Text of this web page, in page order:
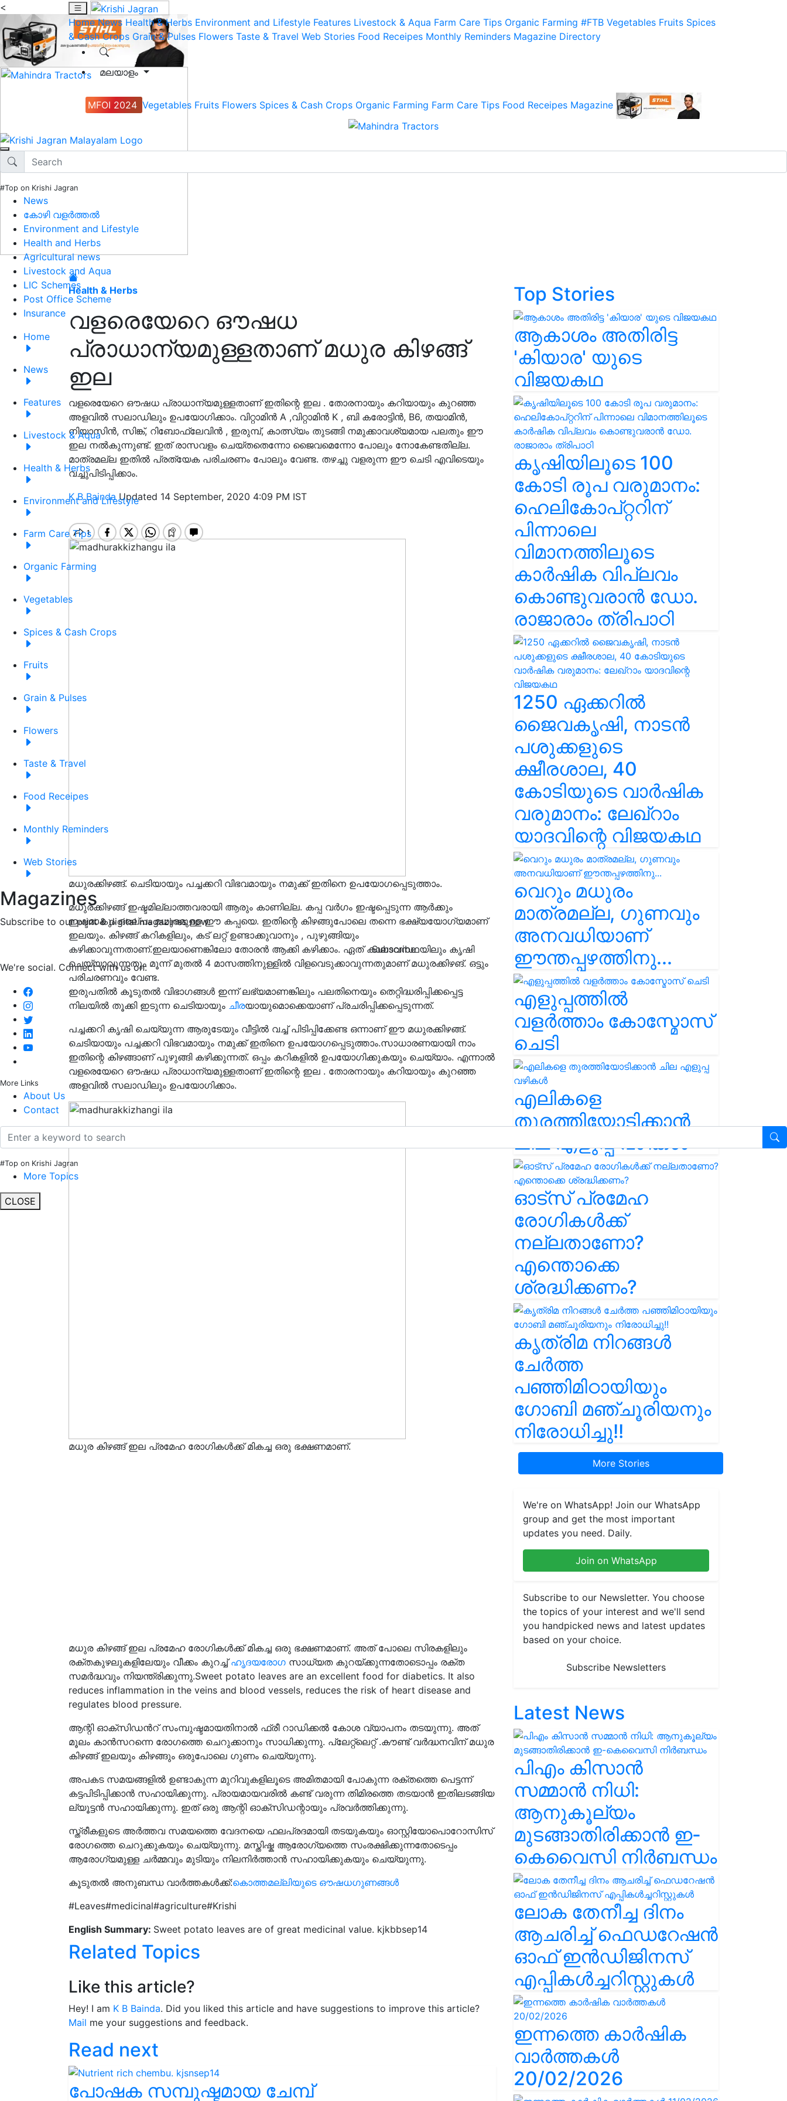
<
Home News Health & Herbs Environment and Lifestyle Features Livestock & Aqua Farm Care Tips Organic Farming #FTB Vegetables Fruits Spices
& Cash Crops Grain & Pulses Flowers Taste & Travel Web Stories Food Receipes Monthly Reminders Magazine Directory
മലയാളം
MFOI 2024 Vegetables Fruits Flowers Spices & Cash Crops Organic Farming Farm Care Tips Food Receipes Magazine
#Top on Krishi Jagran
News
കോഴി വളർത്തൽ
Environment and Lifestyle
Health and Herbs
Agricultural news
Livestock and Aqua
LIC Schemes
Post Office Scheme
Insurance
Home
News
Features
Livestock & Aqua
Health & Herbs
Environment and Lifestyle
Farm Care Tips
Organic Farming
Vegetables
Spices & Cash Crops
Fruits
Grain & Pulses
Flowers
Taste & Travel
Food Receipes
Monthly Reminders
Web Stories
Magazines
Subscribe to our print & digital magazines now.
Subscribe
We're social. Connect with us on:
More Links
About Us
Contact
#Top on Krishi Jagran
More Topics
CLOSE
Health & Herbs
വളരെയേറെ ഔഷധ
പ്രാധാന്യമുള്ളതാണ് മധുര കിഴങ്ങ്
ഇല
വളരെയേറെ ഔഷധ പ്രാധാന്യമുള്ളതാണ് ഇതിന്റെ ഇല . തോരനായും കറിയായും കുറഞ്ഞ
അളവിൽ സലാഡിലും ഉപയോഗിക്കാം. വിറ്റാമിൻ A ,വിറ്റാമിൻ K , ബി കരോട്ടിൻ, B6, തയാമിൻ,
നിയാസിൻ, സിങ്ക്, റിബോഫ്ലേവിൻ , ഇരുമ്പ്, കാത്സ്യം തുടങ്ങി നമുക്കാവശ്യമായ പലതും ഈ
ഇല നൽകുന്നുണ്ട്. ഇത് രാസവളം ചെയ്തതെന്നോ ജൈവമെന്നോ പോലും നോകേണ്ടതില്ല.
മാത്രമല്ല ഇതിൽ പ്രത്യേക പരിചരണം പോലും വേണ്ട. തഴച്ചു വളരുന്ന ഈ ചെടി എവിടെയും
വച്ചുപിടിപ്പിക്കാം.
K B BaindaUpdated 14 September, 2020 4:09 PM IST
മധുരക്കിഴങ്ങ്. ചെടിയായും പച്ചക്കറി വിഭവമായും നമുക്ക് ഇതിനെ ഉപയോഗപ്പെടുത്താം.
മധുരക്കിഴങ്ങ് ഇഷ്ടമില്ലാത്തവരായി ആരും കാണില്ല. കപ്പ വർഗം ഇഷ്ടപ്പെടുന്ന ആർക്കും
ഇഷ്ടമാകും ഒരല്പം മധുരമുള്ള ഈ കപ്പയെ. ഇതിന്റെ കിഴങ്ങുപോലെ തന്നെ ഭക്ഷ്യയോഗ്യമാണ്
ഇലയും. കിഴങ്ങ് കറികളിലും, കട് ലറ്റ് ഉണ്ടാക്കുവാനും , പുഴുങ്ങിയും
കഴിക്കാവുന്നതാണ്.ഇലയാണെങ്കിലോ തോരൻ ആക്കി കഴിക്കാം. ഏത് കാലാവസ്ഥയിലും കൃഷി
ചെയ്യാവുന്നതും മൂന്ന് മുതൽ 4 മാസത്തിനുള്ളിൽ വിളവെടുക്കാവുന്നതുമാണ് മധുരക്കിഴങ്. ഒട്ടും
പരിചരണവും വേണ്ട.
ഇരുപതിൽ കൂടുതൽ വിഭാഗങ്ങൾ ഇന്ന് ലഭ്യമാണങ്കിലും പലതിനെയും തെറ്റിദ്ധരിപ്പിക്കപ്പെട്ട
നിലയിൽ തൂക്കി ഇടുന്ന ചെടിയായും ചീരയായുമൊക്കെയാണ് പ്രചരിപ്പിക്കപ്പെടുന്നത്.
പച്ചക്കറി കൃഷി ചെയ്യുന്ന ആരുടേയും വീട്ടിൽ വച്ച് പിടിപ്പിക്കേണ്ട ഒന്നാണ് ഈ മധുരക്കിഴങ്ങ്.
ചെടിയായും പച്ചക്കറി വിഭവമായും നമുക്ക് ഇതിനെ ഉപയോഗപ്പെടുത്താം.സാധാരണയായി നാം
ഇതിന്റെ കിഴങ്ങാണ് പുഴുങ്ങി കഴിക്കുന്നത്. ഒപ്പം കറികളിൽ ഉപയോഗിക്കുകയും ചെയ്യാം. എന്നാൽ
വളരെയേറെ ഔഷധ പ്രാധാന്യമുള്ളതാണ് ഇതിന്റെ ഇല . തോരനായും കറിയായും കുറഞ്ഞ
അളവിൽ സലാഡിലും ഉപയോഗിക്കാം.
മധുര കിഴങ്ങ് ഇല പ്രമേഹ രോഗികൾക്ക് മികച്ച ഒരു ഭക്ഷണമാണ്.
മധുര കിഴങ്ങ് ഇല പ്രമേഹ രോഗികൾക്ക് മികച്ച ഒരു ഭക്ഷണമാണ്. അത് പോലെ സിരകളിലും
രക്തകുഴലുകളിലേയും വീക്കം കുറച്ച്ഹൃദയരോഗ സാധ്യത കുറയ്ക്കുന്നതോടൊപ്പം രക്ത
സമർദ്ധവും നിയന്ത്രിക്കുന്നു.Sweet potato leaves are an excellent food for diabetics. It also
reduces inflammation in the veins and blood vessels, reduces the risk of heart disease and
regulates blood pressure.
ആന്റി ഓക്സിഡൻറ് സംമ്പുഷ്ടമായതിനാൽ ഫ്രീ റാഡിക്കൽ കോശ വ്യാപനം തടയുന്നു. അത്
മൂലം കാൻസറന്നെ രോഗത്തെ ചെറുക്കാനും സാധിക്കുന്നു. പ്ലേറ്റ്ലെറ്റ് .കൗണ്ട് വർദ്ധനവിന് മധുര
കിഴങ്ങ് ഇലയും കിഴങ്ങും ഒരുപോലെ ഗുണം ചെയ്യുന്നു.
അപകട സമയങ്ങളിൽ ഉണ്ടാകുന്ന മുറിവുകളിലൂടെ അമിതമായി പോകുന്ന രക്തത്തെ പെട്ടന്ന്
കട്ടപിടിപ്പിക്കാൻ സഹായിക്കുന്നു. പ്രായമായവരിൽ കണ്ട് വരുന്ന തിമിരത്തെ തടയാൻ ഇതിലടങ്ങിയ
ല്യൂട്ടൻ സഹായിക്കുന്നു. ഇത് ഒരു ആന്റി ഓക്സിഡന്റായും പ്രവർത്തിക്കുന്നു.
സ്ത്രീകളുടെ അർത്തവ സമയത്തെ വേദനയെ ഫലപ്രദമായി തടയുകയും ഓസ്റ്റിയോപൊറോസിസ്
രോഗത്തെ ചെറുക്കുകയും ചെയ്യുന്നു. മസ്തിഷ്ക ആരോഗ്യത്തെ സംരക്ഷിക്കുന്നതോടെപ്പം
ആരോഗ്യമുള്ള ചർമ്മവും മുടിയും നിലനിർത്താൻ സഹായിക്കുകയും ചെയ്യുന്നു.
കൂടുതൽ അനുബന്ധ വാർത്തകൾക്ക്:കൊത്തമല്ലിയുടെ ഔഷധഗുണങ്ങൾ
#Leaves#medicinal#agriculture#Krishi
English Summary: Sweet potato leaves are of great medicinal value. kjkbbsep14
Related Topics
Like this article?
Hey! I am K B Bainda. Did you liked this article and have suggestions to improve this article?
Mail me your suggestions and feedback.
Read next
പോഷക സമ്പുഷ്ടമായ ചേമ്പ്
Top Stories
ആകാശം അതിരിട്ട
'കിയാര' യുടെ
വിജയകഥ
കൃഷിയിലൂടെ 100
കോടി രൂപ വരുമാനം:
ഹെലികോപ്റ്ററിന്
പിന്നാലെ
വിമാനത്തിലൂടെ
കാർഷിക വിപ്ലവം
കൊണ്ടുവരാൻ ഡോ.
രാജാരാം ത്രിപാഠി
1250 ഏക്കറിൽ
ജൈവകൃഷി, നാടൻ
പശുക്കളുടെ
ക്ഷീരശാല, 40
കോടിയുടെ വാർഷിക
വരുമാനം: ലേഖ്‌റാം
യാദവിന്റെ വിജയകഥ
വെറും മധുരം
മാത്രമല്ല, ഗുണവും
അനവധിയാണ്
ഈന്തപ്പഴത്തിനു...
എളുപ്പത്തിൽ
വളർത്താം കോസ്മോസ്
ചെടി
എലികളെ
തുരത്തിയോടിക്കാൻ
ചില എളുപ്പ വഴികൾ
ഓട്സ് പ്രമേഹ
രോഗികൾക്ക്
നല്ലതാണോ?
എന്തൊക്കെ
ശ്രദ്ധിക്കണം?
കൃത്രിമ നിറങ്ങൾ
ചേർത്ത
പഞ്ഞിമിഠായിയും
ഗോബി മഞ്ചൂരിയനും
നിരോധിച്ചു!!
More Stories
We're on WhatsApp! Join our WhatsApp
group and get the most important
updates you need. Daily.
Join on WhatsApp
Subscribe to our Newsletter. You choose
the topics of your interest and we'll send
you handpicked news and latest updates
based on your choice.
Subscribe Newsletters
Latest News
പിഎം കിസാൻ
സമ്മാൻ നിധി:
ആനുകൂല്യം
മുടങ്ങാതിരിക്കാൻ ഇ-
കെവൈസി നിർബന്ധം
ലോക തേനീച്ച ദിനം
ആചരിച്ച് ഫെഡറേഷൻ
ഓഫ് ഇൻഡിജിനസ്
എപ്പികൾച്ചറിസ്റ്റുകൾ
ഇന്നത്തെ കാർഷിക
വാർത്തകൾ
20/02/2026